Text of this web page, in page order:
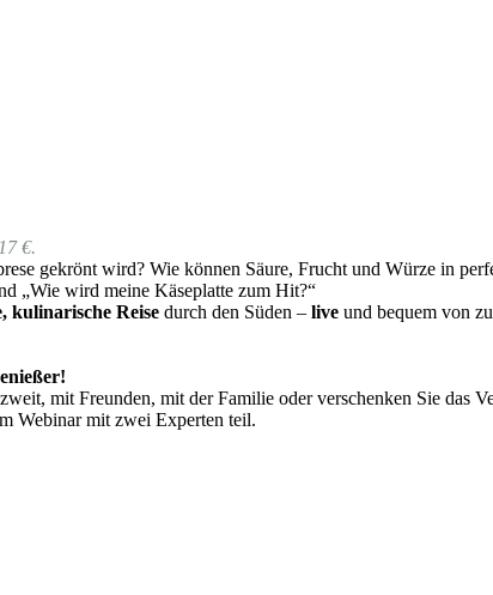
€.
gekrönt wird? Wie können Säure, Frucht und Würze in
„Wie wird meine Käseplatte zum Hit?“
kulinarische Reise durch den Süden – live und bequem von
mit Freunden, mit der Familie oder verschenken Sie das
Webinar mit zwei Experten teil.